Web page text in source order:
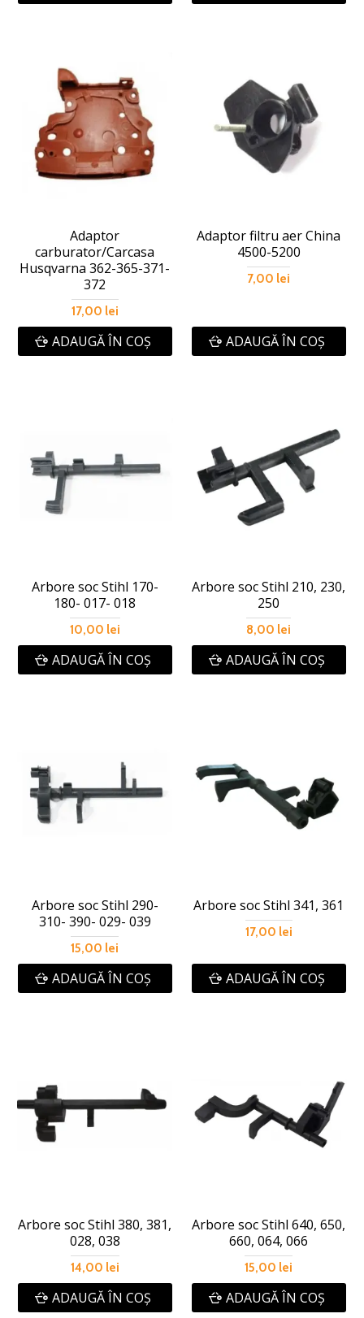
Adaptor
carburator/Carcasa
Husqvarna 362-365-371-
372
17,00 lei
ADAUGĂ ÎN COŞ
Adaptor filtru aer China
4500-5200
7,00 lei
ADAUGĂ ÎN COŞ
Arbore soc Stihl 170-
180- 017- 018
10,00 lei
ADAUGĂ ÎN COŞ
Arbore soc Stihl 210, 230,
250
8,00 lei
ADAUGĂ ÎN COŞ
Arbore soc Stihl 290-
310- 390- 029- 039
15,00 lei
ADAUGĂ ÎN COŞ
Arbore soc Stihl 341, 361
17,00 lei
ADAUGĂ ÎN COŞ
Arbore soc Stihl 380, 381,
028, 038
14,00 lei
ADAUGĂ ÎN COŞ
Arbore soc Stihl 640, 650,
660, 064, 066
15,00 lei
ADAUGĂ ÎN COŞ